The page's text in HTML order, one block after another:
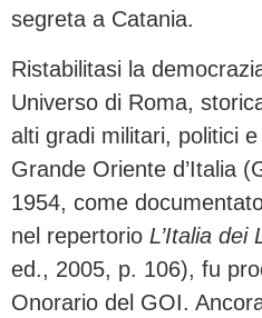
segreta a Catania.
Ristabilitasi la
Universo di Roma,
alti gradi militari, politici
Grande Oriente d’Italia
1954, come
nel repertorio L’Italia dei
ed., 2005, p. 106), fu
Onorario del GOI.